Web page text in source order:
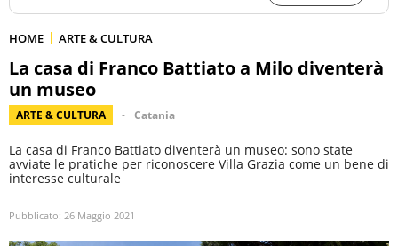
HOME ARTE & CULTURA
La casa di Franco Battiato a Milo diventerà
un museo
ARTE & CULTURA Catania
La casa di Franco Battiato diventerà un museo: sono state
avviate le pratiche per riconoscere Villa Grazia come un bene di
interesse culturale
Pubblicato: 26 Maggio 2021